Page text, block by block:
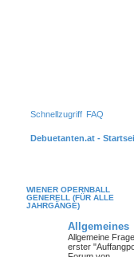
Schnellzugriff FAQ
Debuetanten.at -
WIENER OPERNBALL
GENERELL (FÜR ALLE
JAHRGÄNGE)
Allgemeines
Allgemeine
erster